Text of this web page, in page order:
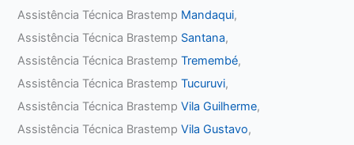
Assistência Técnica Brastemp Mandaqui,
Assistência Técnica Brastemp Santana,
Assistência Técnica BrastempTremembé,
Assistência Técnica BrastempTucuruvi,
Assistência Técnica BrastempVila Guilherme,
Assistência Técnica BrastempVila Gustavo,